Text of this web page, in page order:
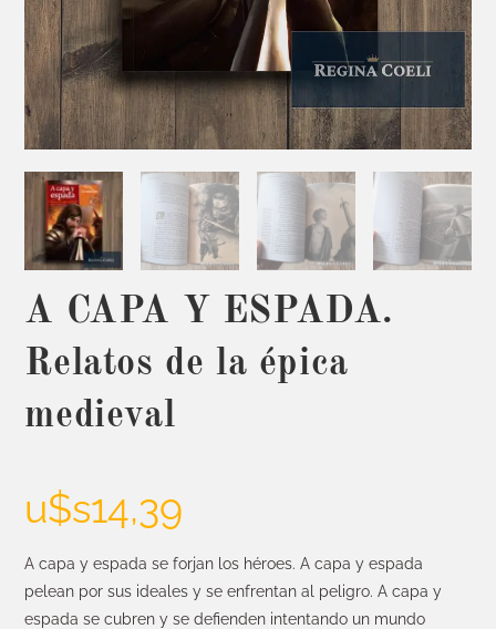
A CAPA Y ESPADA.
Relatos de la épica
medieval
u$s14,39
A capa y espada se forjan los héroes. A capa y espada
pelean por sus ideales y se enfrentan al peligro. A capa y
espada se cubren y se defienden intentando un mundo